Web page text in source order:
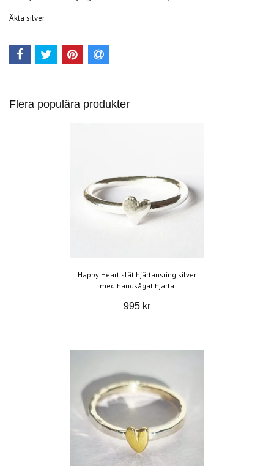
Äkta silver.
Flera populära produkter
Happy Heart slät hjärtansring silver
med handsågat hjärta
995 kr